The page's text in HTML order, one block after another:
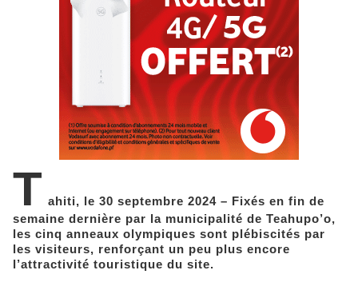
T ahiti, le 30 septembre 2024 – Fixés en fin de
semaine dernière par la municipalité de Teahupo’o,
les cinq anneaux olympiques sont plébiscités par
les visiteurs, renforçant un peu plus encore
l’attractivité touristique du site.